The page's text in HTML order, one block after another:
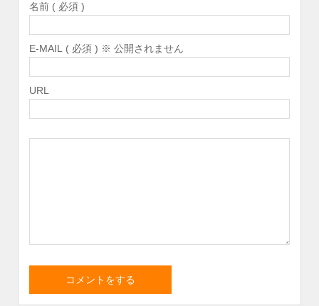
名前 ( 必須 )
E-MAIL ( 必須 ) ※ 公開されません
URL